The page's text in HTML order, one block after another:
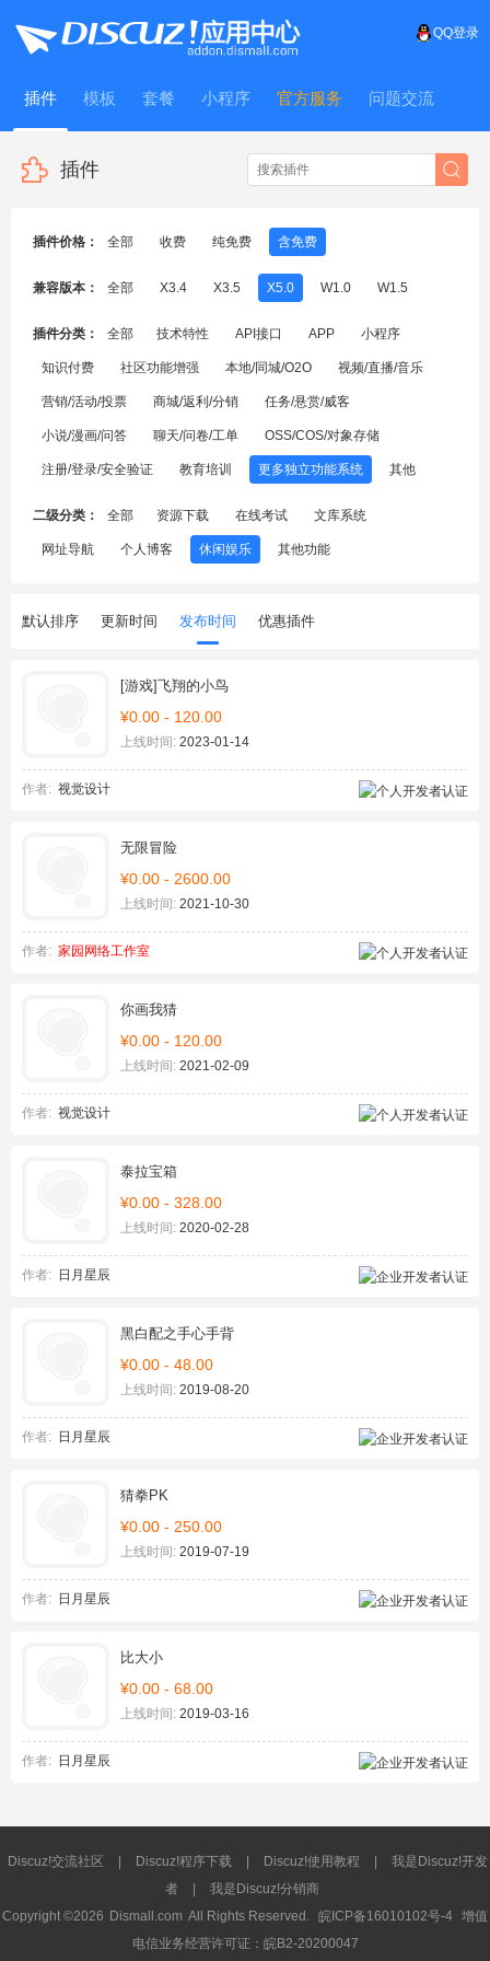
QQ登录
插件 模板 套餐 小程序 官方服务 问题交流
WitFrame
插件
插件价格： 全部 收费 纯免费 含免费
兼容版本： 全部 X3.4 X3.5 X5.0 W1.0 W1.5
插件分类： 全部 技术特性 API接口 APP 小程序
知识付费 社区功能增强 本地/同城/O2O 视频/直播/音乐
营销/活动/投票 商城/返利/分销 任务/悬赏/威客
小说/漫画/问答 聊天/问卷/工单 OSS/COS/对象存储
注册/登录/安全验证 教育培训 更多独立功能系统 其他
二级分类： 全部 资源下载 在线考试 文库系统
网址导航 个人博客 休闲娱乐 其他功能
默认排序 更新时间 发布时间 优惠插件
[游戏]飞翔的小鸟
¥0.00 - 120.00
上线时间: 2023-01-14
作者: 视觉设计
无限冒险
¥0.00 - 2600.00
上线时间: 2021-10-30
作者: 家园网络工作室
你画我猜
¥0.00 - 120.00
上线时间: 2021-02-09
作者: 视觉设计
泰拉宝箱
¥0.00 - 328.00
上线时间: 2020-02-28
作者: 日月星辰
黑白配之手心手背
¥0.00 - 48.00
上线时间: 2019-08-20
作者: 日月星辰
猜拳PK
¥0.00 - 250.00
上线时间: 2019-07-19
作者: 日月星辰
比大小
¥0.00 - 68.00
上线时间: 2019-03-16
作者: 日月星辰
Discuz!交流社区 Discuz!程序下载 Discuz!使用教程
我是Discuz!开发
者
我是Discuz!分销商
Copyright ©2026 Dismall.com All Rights Reserved. 皖ICP备16010102号-4 增值
电信业务经营许可证：皖B2-20200047